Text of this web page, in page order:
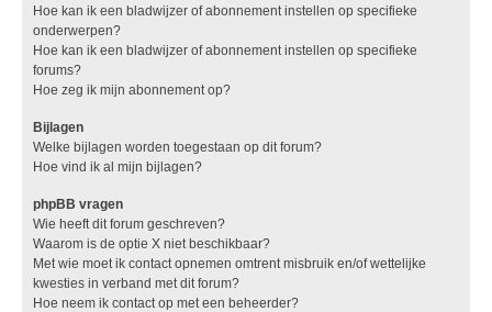
Hoe kan ik een bladwijzer of abonnement instellen op specifieke
onderwerpen?
Hoe kan ik een bladwijzer of abonnement instellen op specifieke
forums?
Hoe zeg ik mijn abonnement op?
Bijlagen
Welke bijlagen worden toegestaan op dit forum?
Hoe vind ik al mijn bijlagen?
phpBB vragen
Wie heeft dit forum geschreven?
Waarom is de optie X niet beschikbaar?
Met wie moet ik contact opnemen omtrent misbruik en/of wettelijke
kwesties in verband met dit forum?
Hoe neem ik contact op met een beheerder?